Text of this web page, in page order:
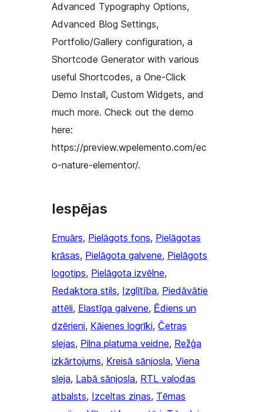
Advanced Typography Options,
Advanced Blog Settings,
Portfolio/Gallery configuration, a
Shortcode Generator with various
useful Shortcodes, a One-Click
Demo Install, Custom Widgets, and
much more. Check out the demo
here:
https://preview.wpelemento.com/ec
o-nature-elementor/.
Iespējas
Emuārs, Pielāgots fons, Pielāgotas
krāsas, Pielāgota galvene, Pielāgots
logotips, Pielāgota izvēlne
Redaktora stils, Izglītība, Piedāvātie
attēli, Elastīga galvene, Ēdiens un
dzērieni, Kājenes logrīki, Četras
slejas, Pilna platuma veidne, Režģa
izkārtojums, Kreisā sānjosla, Viena
sleja, Labā sānjosla, RTL valodas
atbalsts, Izceltas ziņas, Tēmas